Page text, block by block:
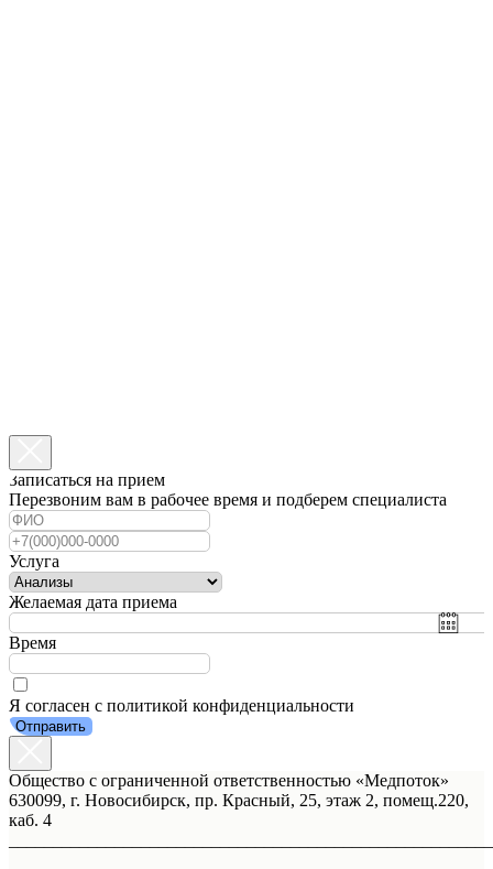
Записаться на прием
Перезвоним вам в рабочее время и подберем специалиста
Услуга
Желаемая дата приема
Время
Я согласен с политикой конфиденциальности
Отправить
Общество с ограниченной ответственностью «Медпоток»
630099, г. Новосибирск, пр. Красный, 25, этаж 2, помещ.220,
каб. 4